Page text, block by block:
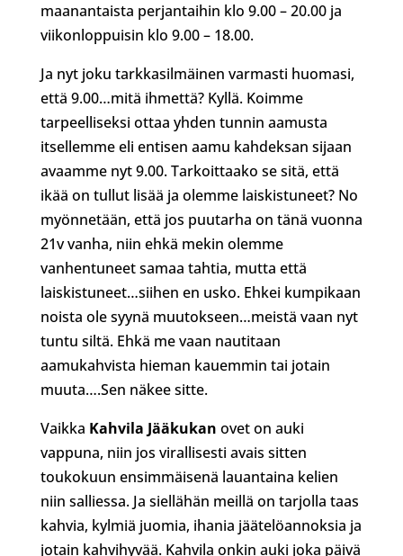
maanantaista perjantaihin klo 9.00 – 20.00 ja
viikonloppuisin klo 9.00 – 18.00.
Ja nyt joku tarkkasilmäinen varmasti huomasi,
että 9.00…mitä ihmettä? Kyllä. Koimme
tarpeelliseksi ottaa yhden tunnin aamusta
itsellemme eli entisen aamu kahdeksan sijaan
avaamme nyt 9.00. Tarkoittaako se sitä, että
ikää on tullut lisää ja olemme laiskistuneet? No
myönnetään, että jos puutarha on tänä vuonna
21v vanha, niin ehkä mekin olemme
vanhentuneet samaa tahtia, mutta että
laiskistuneet…siihen en usko. Ehkei kumpikaan
noista ole syynä muutokseen…meistä vaan nyt
tuntu siltä. Ehkä me vaan nautitaan
aamukahvista hieman kauemmin tai jotain
muuta….Sen näkee sitte.
Vaikka Kahvila Jääkukan ovet on auki
vappuna, niin jos virallisesti avais sitten
toukokuun ensimmäisenä lauantaina kelien
niin salliessa. Ja siellähän meillä on tarjolla taas
kahvia, kylmiä juomia, ihania jäätelöannoksia ja
jotain kahvihyvää. Kahvila onkin auki joka päivä